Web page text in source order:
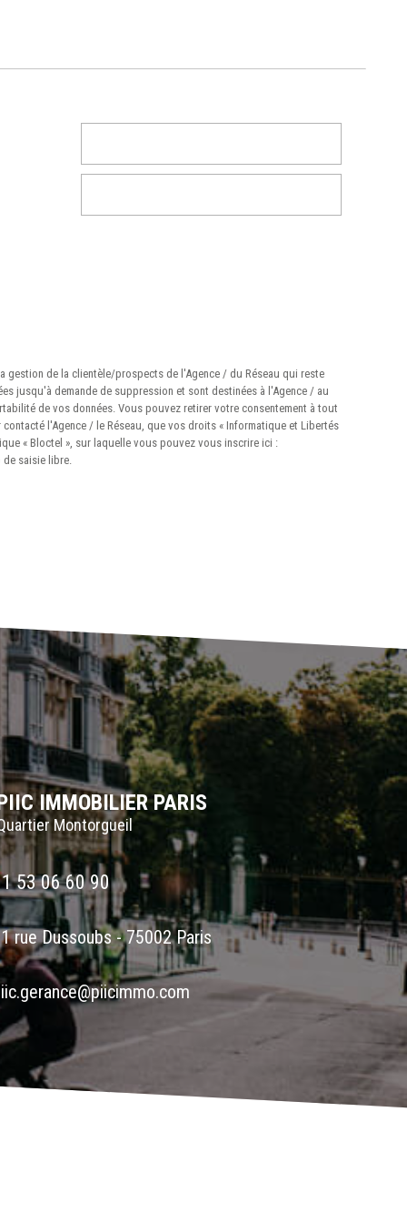
gestion de la clientèle/prospects de l'Agence / du Réseau qui reste
jusqu'à demande de suppression et sont destinées à l'Agence / au
de vos données. Vous pouvez retirer votre consentement à tout
l'Agence / le Réseau, que vos droits « Informatique et Libertés
« Bloctel », sur laquelle vous pouvez vous inscrire ici :
de saisie libre.
PIIC IMMOBILIER PARIS
Montorgueil
53 06 60 90
rue Dussoubs - 75002 Paris